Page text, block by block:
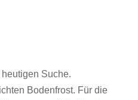
Suche.
Bodenfrost. Für die